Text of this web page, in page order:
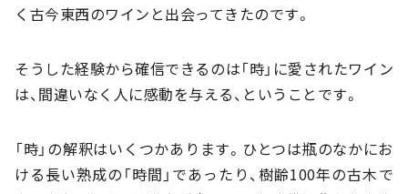
く古今東西のワインと出会ってきたのです。
そうした経験から確信できるのは「時」に愛されたワイン
は、間違いなく人に感動を与える、ということです。
「時」の解釈はいくつかあります。ひとつは瓶のなかにお
ける長い熟成の「時間」であったり、樹齢100年の古木で